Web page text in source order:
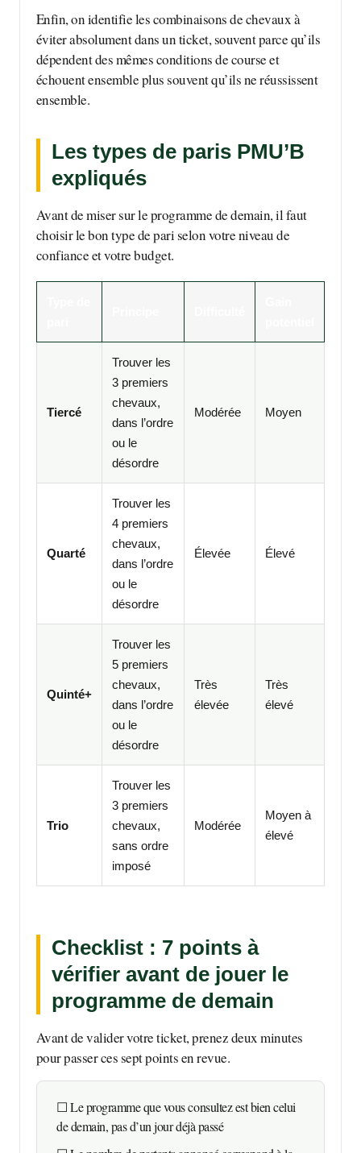
Enfin, on identifie les combinaisons de chevaux à
éviter absolument dans un ticket, souvent parce qu’ils
dépendent des mêmes conditions de course et
échouent ensemble plus souvent qu’ils ne réussissent
ensemble.
Les types de paris PMU’B
expliqués
Avant de miser sur le programme de demain, il faut
choisir le bon type de pari selon votre niveau de
confiance et votre budget.
Tiercé
Trouver les
3 premiers
chevaux,
dans l’ordre
ou le
désordre
Modérée Moyen
Quarté
Trouver les
4 premiers
chevaux,
dans l’ordre
ou le
désordre
Élevée Élevé
Quinté+
Trouver les
5 premiers
chevaux,
dans l’ordre
ou le
désordre
Très
élevée
Très
élevé
Trio
Trouver les
3 premiers
chevaux,
sans ordre
imposé
Modérée
Moyen à
élevé
Checklist : 7 points à
vérifier avant de jouer le
programme de demain
Avant de valider votre ticket, prenez deux minutes
pour passer ces sept points en revue.
☐ Le programme que vous consultez est bien celui
de demain, pas d’un jour déjà passé